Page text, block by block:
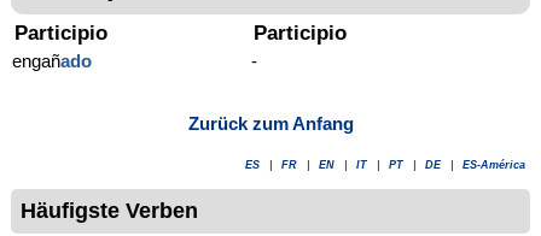
Participio
engañado
Participio
-
Zurück zum Anfang
ES FR EN IT PT DE ES-América
Häufigste Verben